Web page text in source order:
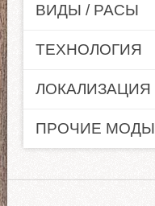
ВИДЫ / РАСЫ
ТЕХНОЛОГИЯ
ЛОКАЛИЗАЦИЯ
ПРОЧИЕ МОДЫ